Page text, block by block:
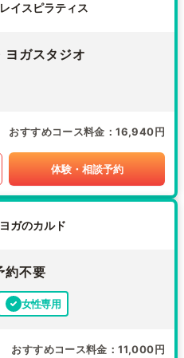
イスピラティス
ヨガスタジオ
おすすめコース料金 16,940円
体験・相談予約
ガのカルド
約不要
女性専用
おすすめコース料金 11,000円